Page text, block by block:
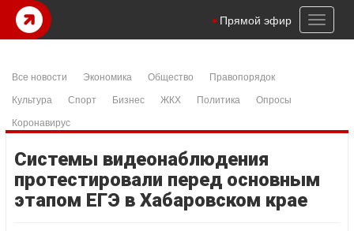
Toggle
Прямой эфир
Все новости Экономика Общество
Правопорядок
Культура
Спорт Бизнес ЖКХ Политика
Опросы
Коронавирус
Системы видеонаблюдения
протестировали перед основным
этапом ЕГЭ в Хабаровском крае